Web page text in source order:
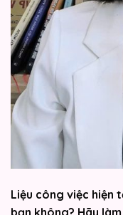
Liệu công việc hiện
bạn không? Hãy